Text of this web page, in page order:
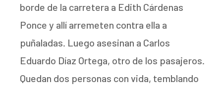
borde de la carretera a Edith Cárdenas
Ponce y allí arremeten contra ella a
puñaladas. Luego asesinan a Carlos
Eduardo Díaz Ortega, otro de los pasajeros.
Quedan dos personas con vida, temblando